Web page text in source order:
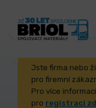
Jste firma nebo
pro firemní
Pro více
pro registraci